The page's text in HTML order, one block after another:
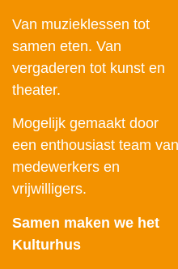
Van muzieklessen tot
samen eten. Van
vergaderen tot kunst en
theater.
Mogelijk gemaakt door
een enthousiast team van
medewerkers en
vrijwilligers.
Samen maken we het
Kulturhus